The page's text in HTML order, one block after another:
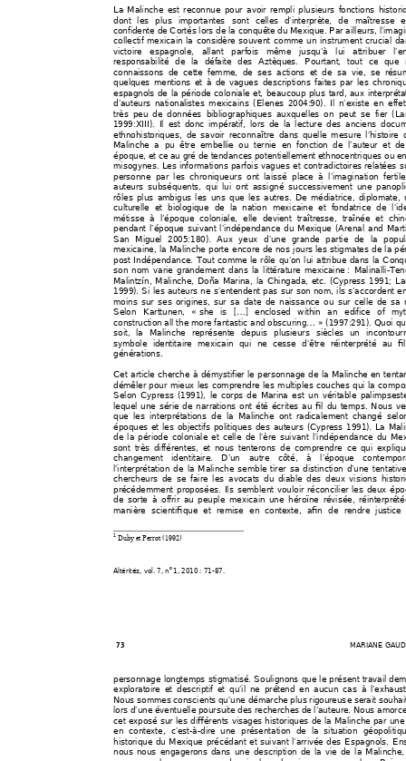
Altérités, vol. 7, no 1, 2010 : 71-87.
La Malinche est reconnue pour avoir rempli plusieurs fonctions
dont les plus importantes sont celles d’interprète, de
confidente de Cortés lors de la conquête du Mexique. Par ailleurs,
collectif mexicain la considère souvent comme un instrument crucial
victoire espagnole, allant parfois même jusqu’à lui attribuer
responsabilité de la défaite des Aztèques. Pourtant, tout ce que
connaissons de cette femme, de ses actions et de sa vie, se
quelques mentions et à de vagues descriptions faites par les
espagnols de la période coloniale et, beaucoup plus tard, aux
d’auteurs nationalistes mexicains (Elenes 2004:90). Il n’existe en
très peu de données bibliographiques auxquelles on peut se fier
1999:XIII). Il est donc impératif, lors de la lecture des anciens
ethnohistoriques, de savoir reconnaître dans quelle mesure l’histoire
Malinche a pu être embellie ou ternie en fonction de l’auteur et
époque, et ce au gré de tendances potentiellement ethnocentriques ou en
misogynes. Les informations parfois vagues et contradictoires relatées
personne par les chroniqueurs ont laissé place à l’imagination
auteurs subséquents, qui lui ont assigné successivement une
rôles plus ambigus les uns que les autres. De médiatrice, diplomate,
culturelle et biologique de la nation mexicaine et fondatrice de
métisse à l’époque coloniale, elle devient traîtresse, traînée et
pendant l’époque suivant l’indépendance du Mexique (Arenal and
San Miguel 2005:180). Aux yeux d’une grande partie de la popul
mexicaine, la Malinche porte encore de nos jours les stigmates de la
post Indépendance. Tout comme le rôle qu’on lui attribue dans la Con
son nom varie grandement dans la littérature mexicaine : Malinalli-
Malintzín, Malinche, Doña Marina, la Chingada, etc. (Cypress 1991;
1999). Si les auteurs ne s’entendent pas sur son nom, ils s’accordent
moins sur ses origines, sur sa date de naissance ou sur celle de
Selon Karttunen, « she is […] enclosed within an edifice of
construction all the more fantastic and obscuring… » (1997:291). Quoi
soit, la Malinche représente depuis plusieurs siècles un
symbole identitaire mexicain qui ne cesse d’être réinterprété au
générations.
Cet article cherche à démystifier le personnage de la Malinche en
démêler pour mieux les comprendre les multiples couches qui la
Selon Cypress (1991), le corps de Marina est un véritable p
lequel une série de narrations ont été écrites au fil du temps. Nous
que les interprétations de la Malinche ont radicalement changé
époques et les objectifs politiques des auteurs (Cypress 1991). La
de la période coloniale et celle de l’ère suivant l’indépendance du
sont très différentes, et nous tenterons de comprendre ce qui
changement identitaire. D’un autre côté, à l’époque
l’interprétation de la Malinche semble tirer sa distinction d’une
chercheurs de se faire les avocats du diable des deux visions
précédemment proposées. Ils semblent vouloir réconcilier les deux
de sorte à offrir au peuple mexicain une héroïne révisée,
manière scientifique et remise en contexte, afin de rendre
1 Duby et Perrot (1992)
73
personnage longtemps stigmatisé. Soulignons que le présent travail
exploratoire et descriptif et qu’il ne prétend en aucun cas à l’
Nous sommes conscients qu’une démarche plus rigoureuse serait
lors d’une éventuelle poursuite des recherches de l’auteure. Nous
cet exposé sur les différents visages historiques de la Malinche par une
en contexte, c’est-à-dire une présentation de la situation
historique du Mexique précédant et suivant l’arrivée des Espagnols.
nous nous engagerons dans une description de la vie de la